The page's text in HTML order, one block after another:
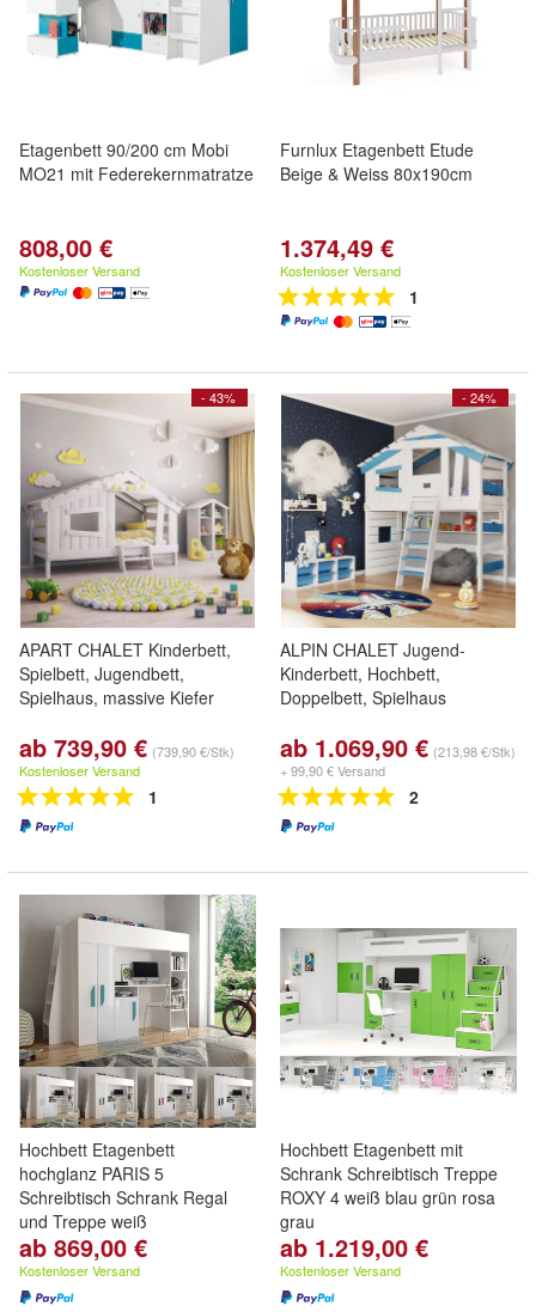
Etagenbett 90/200 cm Mobi
MO21 mit Federekernmatratze
808,00 €
Kostenloser Versand
Furnlux Etagenbett Etude
Beige & Weiss 80x190cm
1.374,49 €
Kostenloser Versand
1
- 43%
APART CHALET Kinderbett,
Spielbett, Jugendbett,
Spielhaus, massive Kiefer
ab 739,90 € (739,90 €/Stk)
Kostenloser Versand
1
- 24%
ALPIN CHALET Jugend-
Kinderbett, Hochbett,
Doppelbett, Spielhaus
ab 1.069,90 € (213,98 €/Stk)
+ 99,90 € Versand
2
Hochbett Etagenbett
hochglanz PARIS 5
Schreibtisch Schrank Regal
und Treppe weiß
ab 869,00 €
Kostenloser Versand
Hochbett Etagenbett mit
Schrank Schreibtisch Treppe
ROXY 4 weiß blau grün rosa
grau
ab 1.219,00 €
Kostenloser Versand